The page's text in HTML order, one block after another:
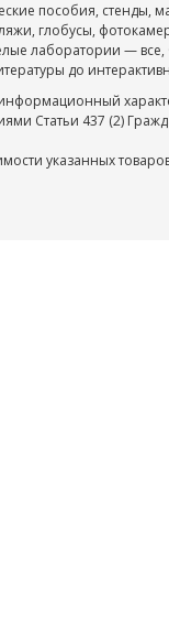
пособия, стенды,
глобусы,
лаборатории — все,
до
Статьи 437 (2)
указанных